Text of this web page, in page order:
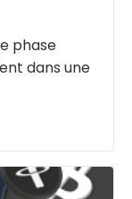
phase
dans une